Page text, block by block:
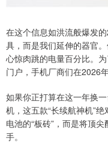
在这个信息如洪流般爆发
具，而是我们延伸的器官
心惊肉跳的电量百分比。
门户，手机厂商们在2026
如果你正打算在这一年换
机，这五款“长续航神机”
电池的“板砖”，而是将顶
手。